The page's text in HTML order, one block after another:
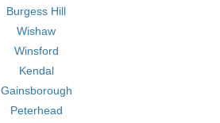
Burgess Hill
Wishaw
Winsford
Kendal
Gainsborough
Peterhead